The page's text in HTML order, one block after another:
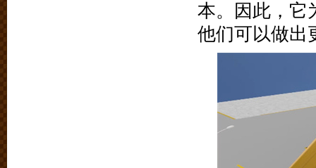
本。因此，它
他们可以做出